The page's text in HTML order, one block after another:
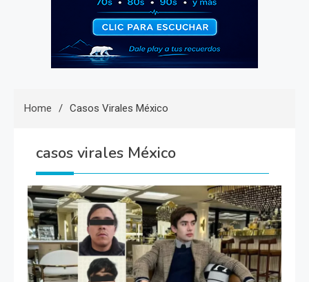
Home Casos Virales México
casos virales México